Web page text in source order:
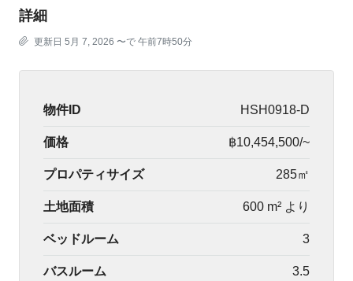
詳細
更新日 5月 7, 2026 〜で 午前7時50分
物件ID HSH0918-D
価格 ฿10,454,500/~
プロパティサイズ 285㎡
土地面積 600 m² より
ベッドルーム 3
バスルーム 3.5